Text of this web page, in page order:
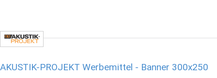
AKUSTIK-PROJEKT Werbemittel - Banner 300x250